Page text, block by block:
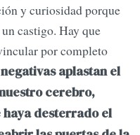
y curiosidad porque
castigo. Hay que
por completo
aplastan el
cerebro,
desterrado el